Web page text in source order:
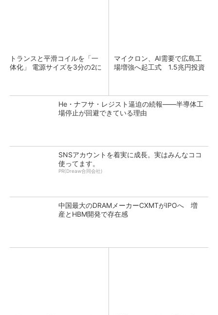
トランスと平滑コイルを「一
体化」 電源サイズを3分の2に
マイクロン、AI需要で広島工
場増強へ起工式 1.5兆円投資
He・ナフサ・レジスト逼迫の続報――半導体工
場停止が回避できている理由
SNSアカウントを着実に成長。実はみんなココ
使ってます。
PR(Dreaw合同会社)
中国最大のDRAMメーカーCXMTがIPOへ 増
産とHBM開発で存在感